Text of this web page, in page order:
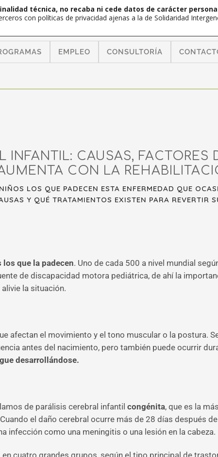
EMPLEO CONSULTORÍA
INFANTIL: CAUSAS, FACTORES
CON LA
LOS QUE PADECEN ESTA ENFERMEDAD QUE
Y QUÉ TRATAMIENTOS EXISTEN PARA REVERTIR
que la padecen. Uno de cada 500 a nivel mundial
de discapacidad motora pediátrica, de ahí la
la situación.
afectan el movimiento y el tono muscular o la postura.
antes del nacimiento, pero también puede ocurrir
desarrollándose.
de parálisis cerebral infantil congénita, que es la
el daño cerebral ocurre más de 28 días después
infección como una meningitis o una lesión en la cabeza.
en cuatro grandes grupos, según el tipo principal de
técnica, no recaba ni cede datos de carácter
con políticas de privacidad ajenas a la de Solidaridad